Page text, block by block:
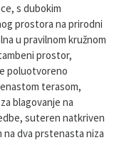
s dubokim
prostora na prirodni
u pravilnom kružnom
prostor,
poluotvoreno
terasom,
blagovanje na
suteren natkriven
dva prstenasta niza